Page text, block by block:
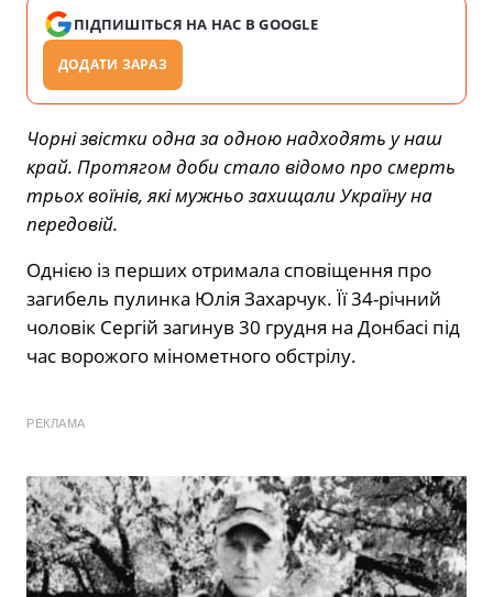
ПІДПИШІТЬСЯ НА НАС В GOOGLE
ДОДАТИ ЗАРАЗ
Чорні звістки одна за одною надходять у наш
край. Протягом доби стало відомо про смерть
трьох воїнів, які мужньо захищали Україну на
передовій.
Однією із перших отримала сповіщення про
загибель пулинка Юлія Захарчук. Її 34-річний
чоловік Сергій загинув 30 грудня на Донбасі під
час ворожого мінометного обстрілу.
РЕКЛАМА